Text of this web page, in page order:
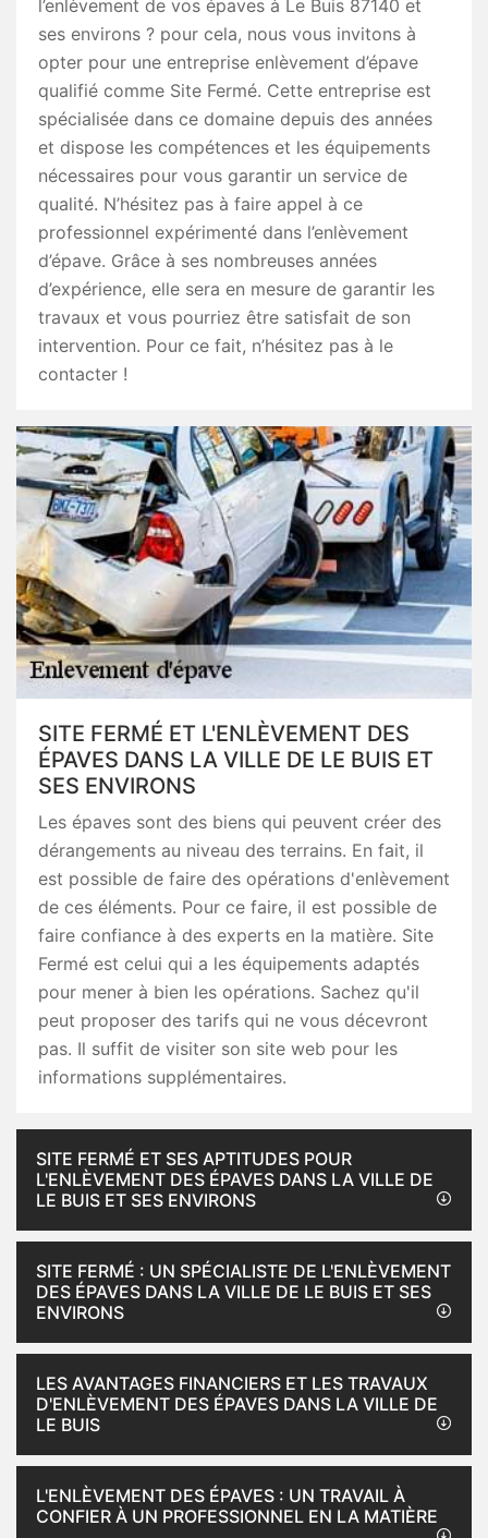
l’enlèvement de vos épaves à Le Buis 87140 et
ses environs ? pour cela, nous vous invitons à
opter pour une entreprise enlèvement d’épave
qualifié comme Site Fermé. Cette entreprise est
spécialisée dans ce domaine depuis des années
et dispose les compétences et les équipements
nécessaires pour vous garantir un service de
qualité. N’hésitez pas à faire appel à ce
professionnel expérimenté dans l’enlèvement
d’épave. Grâce à ses nombreuses années
d’expérience, elle sera en mesure de garantir les
travaux et vous pourriez être satisfait de son
intervention. Pour ce fait, n’hésitez pas à le
contacter !
SITE FERMÉ ET L'ENLÈVEMENT DES
ÉPAVES DANS LA VILLE DE LE BUIS ET
SES ENVIRONS
Les épaves sont des biens qui peuvent créer des
dérangements au niveau des terrains. En fait, il
est possible de faire des opérations d'enlèvement
de ces éléments. Pour ce faire, il est possible de
faire confiance à des experts en la matière. Site
Fermé est celui qui a les équipements adaptés
pour mener à bien les opérations. Sachez qu'il
peut proposer des tarifs qui ne vous décevront
pas. Il suffit de visiter son site web pour les
informations supplémentaires.
SITE FERMÉ ET SES APTITUDES POUR
L'ENLÈVEMENT DES ÉPAVES DANS LA VILLE DE
LE BUIS ET SES ENVIRONS
SITE FERMÉ : UN SPÉCIALISTE DE L'ENLÈVEMENT
DES ÉPAVES DANS LA VILLE DE LE BUIS ET SES
ENVIRONS
LES AVANTAGES FINANCIERS ET LES TRAVAUX
D'ENLÈVEMENT DES ÉPAVES DANS LA VILLE DE
LE BUIS
L'ENLÈVEMENT DES ÉPAVES : UN TRAVAIL À
CONFIER À UN PROFESSIONNEL EN LA MATIÈRE